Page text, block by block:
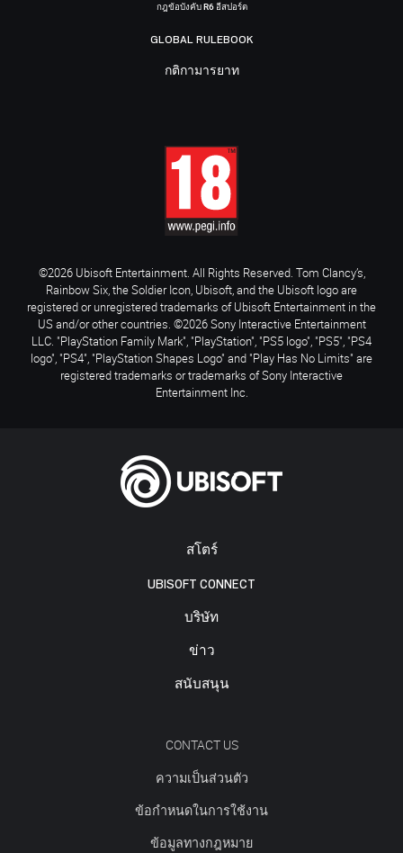
สโตร์
UBISOFT CONNECT
บริษัท
ข่าว
สนับสนุน
CONTACT US
ความเป็นส่วนตัว
ข้อกำหนดในการใช้งาน
ข้อมูลทางกฎหมาย
กฎข้อบังคับ R6 อีสปอร์ต
GLOBAL RULEBOOK
กติกามารยาท
©2026 Ubisoft Entertainment. All Rights Reserved. Tom Clancy’s,
Rainbow Six, the Soldier Icon, Ubisoft, and the Ubisoft logo are
registered or unregistered trademarks of Ubisoft Entertainment in the
US and/or other countries. ©2026 Sony Interactive Entertainment
LLC. "PlayStation Family Mark", "PlayStation", "PS5 logo", "PS5", "PS4
logo", "PS4", "PlayStation Shapes Logo" and "Play Has No Limits" are
registered trademarks or trademarks of Sony Interactive
Entertainment Inc.